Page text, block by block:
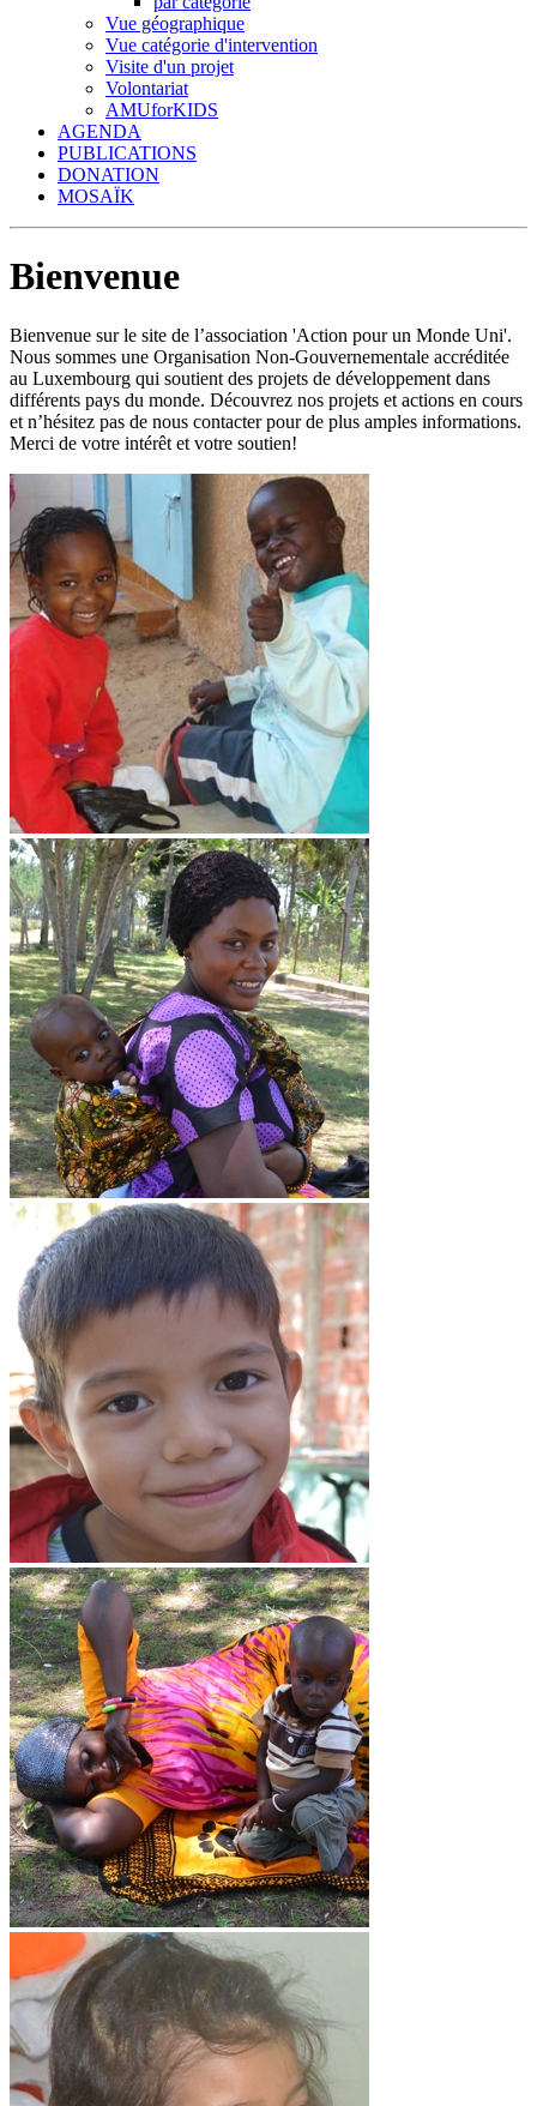
Vue géographique
Vue catégorie d'intervention
Visite d'un projet
Volontariat
AMUforKIDS
AGENDA
PUBLICATIONS
DONATION
MOSAÏK
Bienvenue
Bienvenue sur le site de l’association 'Action pour un Monde Uni'.
Nous sommes une Organisation Non-Gouvernementale accréditée
au Luxembourg qui soutient des projets de développement dans
différents pays du monde. Découvrez nos projets et actions en cours
et n’hésitez pas de nous contacter pour de plus amples informations.
Merci de votre intérêt et votre soutien!